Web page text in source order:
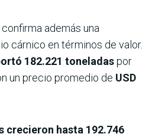
además una
cárnico en términos de valor.
182.221 toneladaspor
un precio promedio de USD
crecieron hasta 192.746